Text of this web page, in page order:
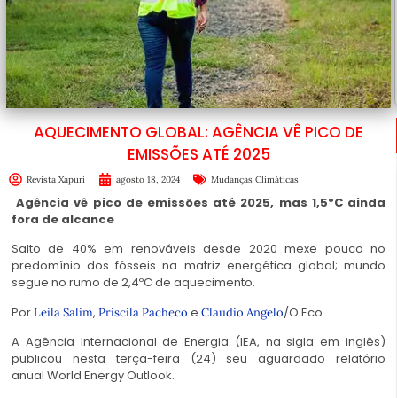
AQUECIMENTO GLOBAL: AGÊNCIA VÊ PICO DE
EMISSÕES ATÉ 2025
Revista Xapuri agosto 18, 2024 Mudanças Climáticas
Agência vê pico de emissões até 2025, mas 1,5ºC ainda
fora de alcance
Salto de 40% em renováveis desde 2020 mexe pouco no
predomínio dos fósseis na matriz energética global; mundo
segue no rumo de 2,4ºC de aquecimento.
PorLeila Salim, Priscila Pacheco e Claudio Angelo/O Eco
A Agência Internacional de Energia (IEA, na sigla em inglês)
publicou nesta terça-feira (24) seu aguardado relatório
anual World Energy Outlook.